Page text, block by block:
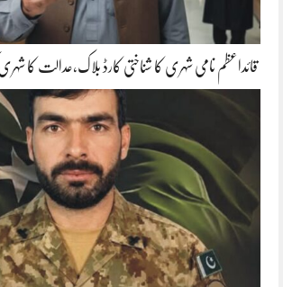
قائداعظم نامی شہری کا شناختی کارڈ بلاک،عدالت کا